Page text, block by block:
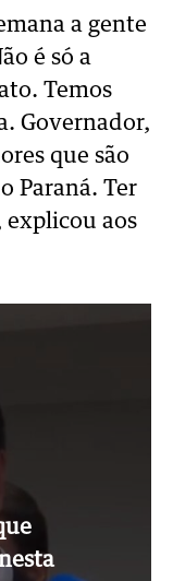
a gente
é só a
Temos
Governador,
que são
Paraná. Ter
explicou aos